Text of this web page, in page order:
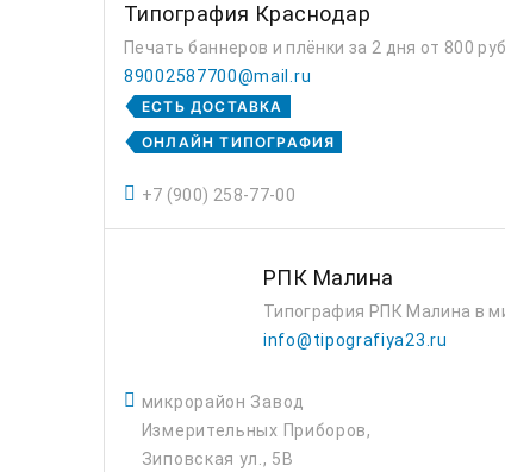
Типография Краснодар
Печать баннеров и плёнки за 2 дня от 800
89002587700@mail.ru
ЕСТЬ ДОСТАВКА
ОНЛАЙН ТИПОГРАФИЯ
+7 (900) 258-77-00
РПК Малина
Типография РПК Малина в
info@tipografiya23.ru
микрорайон Завод
Измерительных Приборов,
Зиповская ул., 5В